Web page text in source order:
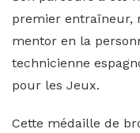
premier entraîneur,
mentor en la
technicienne
pour les Jeux.
Cette médaille de